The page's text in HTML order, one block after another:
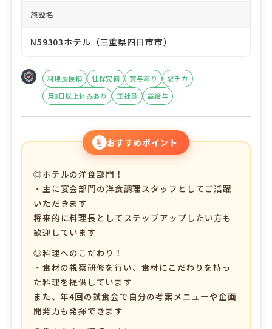
施設名
N59303ホテル（三重県四日市市）
料理長候補 社保完備 賞与あり
駅チカ
月8日以上休みあり
正社員 高給与
☝ おすすめポイント
◎ホテルの洋食部門！
・主に宴会部門の洋食調理スタッフとしてご活躍
いただきます
将来的に料理長としてステップアップしたい方も
歓迎しています
◎料理へのこだわり！
・食材の視察研修を行い、食材にこだわりを持っ
た料理を提供しています
また、年4回の試食会で自分の考案メニューや企画
開発力も発揮できます